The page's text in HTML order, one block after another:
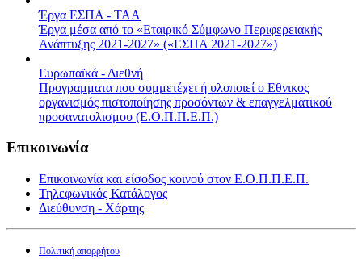
Έργα ΕΣΠΑ - ΤΑΑ
Έργα μέσα από το «Εταιρικό Σύμφωνο Περιφερειακής
Ανάπτυξης 2021-2027» («ΕΣΠΑ 2021-2027»)
Ευρωπαϊκά - Διεθνή
Προγραμματα που συμμετέχει ή υλοποιεί ο Εθνικος
οργανισμός πιστοποίησης προσόντων & επαγγελματικού
προσανατολισμου (Ε.Ο.Π.Π.Ε.Π.)
Επικοινωνία
Επικοινωνία και είσοδος κοινού στον Ε.Ο.Π.Π.Ε.Π.
Τηλεφωνικός Κατάλογος
Διεύθυνση - Χάρτης
Πολιτική απορρήτου